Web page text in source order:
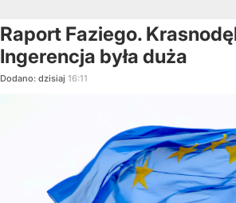
Raport Faziego.
Ingerencja była duża
Dodano: dzisiaj 16:11